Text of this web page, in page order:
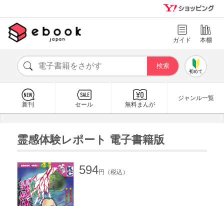
ガイド 本棚
初めて
新刊 セール 無料まんが
ジャンル一覧
霊感体験レポート 電子書籍版
594円（税込）